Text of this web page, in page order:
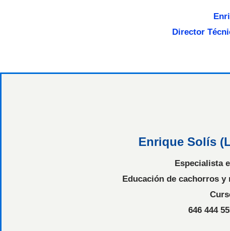
Director
Enrique Solís
Especialista
Educación de cachorros
646 444